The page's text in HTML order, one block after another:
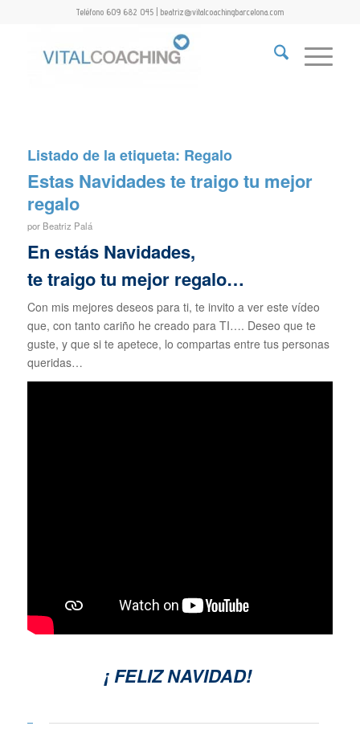
Teléfono 609 682 045 | beatriz@vitalcoachingbarcelona.com
Listado de la etiqueta: Regalo
Estas Navidades te traigo tu mejor
regalo
por Beatriz Palá
En estás Navidades,
te traigo tu mejor regalo…
Con mis mejores deseos para ti, te invito a ver este vídeo
que, con tanto cariño he creado para TI…. Deseo que te
guste, y que si te apetece, lo compartas entre tus personas
queridas…
¡ FELIZ NAVIDAD!